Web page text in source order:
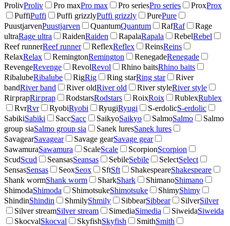
ProlivProliv Pro maxPro max Pro seriesPro series ProxProx
PuffiPuffi Puffi grizzlyPuffi grizzly PurePure
PuustjarvenPuustjarven QuantumQuantum RafRaf
Rage
ultraRage ultra RaidenRaiden RapalaRapala RebelRebel
Reef runnerReef runner ReflexReflex ReinsReins
RelaxRelax RemingtonRemington RenegadeRenegade
RevengeRevenge RevolRevol Rhino baitsRhino baits
RibalubeRibalube RigRig Ring starRing star
River
bandRiver band River oldRiver old River styleRiver style
RiгрrapRiгрrap RodstarsRodstars RoixRoix RublexRublex
RvrRvr RyobiRyobi RyugiRyugi S-erdolicS-erdolic
SabikiSabiki SaccSacc SaikyoSaikyo SalmoSalmo
Salmo
group siaSalmo group sia Sanek luresSanek lures
SavagearSavagear Savage gearSavage gear
SawamuraSawamura ScaleScale ScorpionScorpion
ScudScud SeansasSeansas SebileSebile SelectSelect
SensasSensas SeoxSeox SftSft ShakespeareShakespeare
Shank wormShank worm SharkShark ShimanoShimano
ShimodaShimoda ShimotsukeShimotsuke ShimyShimy
ShindinShindin ShmilyShmily SibbearSibbear SilverSilver
Silver streamSilver stream SimediaSimedia SiweidaSiweida
SkocvalSkocval SkyfishSkyfish SmithSmith